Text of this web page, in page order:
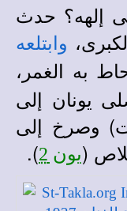
إلهه؟ حدث
وابتلعه
به الغمر،
يونان إلى
وصرخ إلى
(يون 2 ).